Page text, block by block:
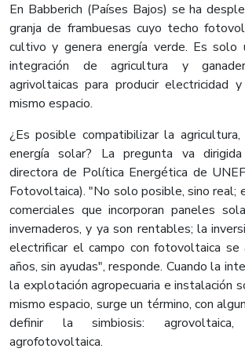
En Babberich (Países Bajos) se ha
granja de frambuesas cuyo techo
cultivo y genera energía verde. Es solo
integración de agricultura y
agrivoltaicas para producir electricidad
mismo espacio.
¿Es posible compatibilizar la
energía solar? La pregunta va
directora de Política Energética de
Fotovoltaica). "No solo posible, sino real;
comerciales que incorporan paneles
invernaderos, y ya son rentables; la
electrificar el campo con fotovoltaica se
años, sin ayudas", responde. Cuando la
la explotación agropecuaria e instalación
mismo espacio, surge un término, con
definir la simbiosis:
agrofotovoltaica.